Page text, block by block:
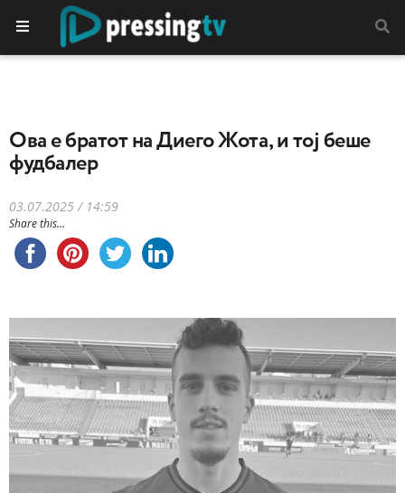
Oва е братот на Диего Жота, и тој беше
фудбалер
03.07.2025 / 14:59
Share this...